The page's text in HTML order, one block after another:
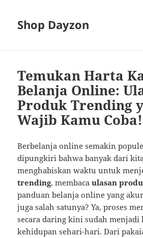
Shop Dayzon
Temukan Harta
Belanja Online:
Produk Trending
Wajib Kamu Coba!
Berbelanja online semakin
dipungkiri bahwa banyak dari
menghabiskan waktu untuk
trending, membacaulasan
panduan belanja online yang
juga salah satunya? Ya, proses
secara daring kini sudah menjadi
kehidupan sehari-hari. Dari